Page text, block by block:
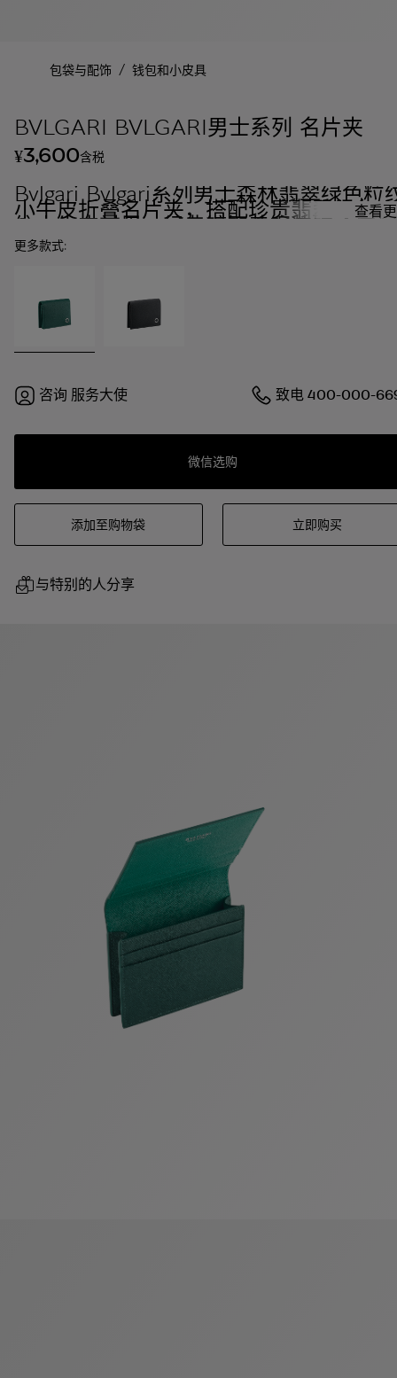
包袋与配饰 / 钱包和小皮具
BVLGARI BVLGARI男士系列 名片夹
¥3,600含税
Bvlgari Bvlgari系列男士森林翡翠绿色粒
小牛皮折叠名片夹，搭配珍贵翡翠绿色粒
纹小牛皮衬里。经典镀钯黄铜装饰，搭配
折叠式锁扣。
查看
更多款式:
咨询 服务大使 致电400-000-
微信选购
添加至购物袋 立即购买
与特别的人分享